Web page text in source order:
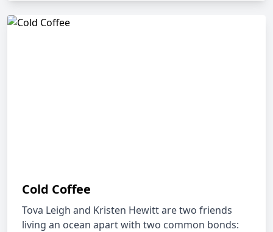
Cold Coffee
Tova Leigh and Kristen Hewitt are two friends
living an ocean apart with two common bonds: